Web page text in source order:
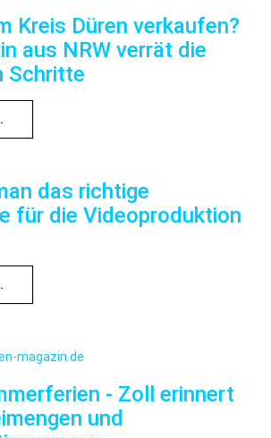
Kreis Düren verkaufen?
aus NRW verrät die
Schritte
das richtige
für die Videoproduktion
- Zoll erinnert
und